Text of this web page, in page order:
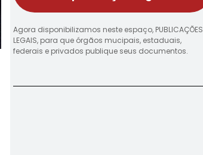
Agora disponibilizamos neste espaço, PUBLICAÇÕES
LEGAIS, para que órgãos mucipais, estaduais,
federais e privados publique seus documentos.